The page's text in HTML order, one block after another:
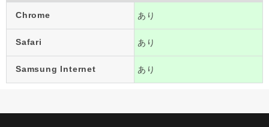
Chrome あり
Safari あり
Samsung Internet あり